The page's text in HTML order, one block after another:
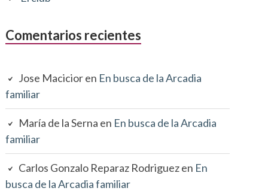
Comentarios recientes
Jose Macicioren En busca de la Arcadia
familiar
María de la Serna en En busca de la Arcadia
familiar
Carlos Gonzalo Reparaz Rodriguezen En
busca de la Arcadia familiar